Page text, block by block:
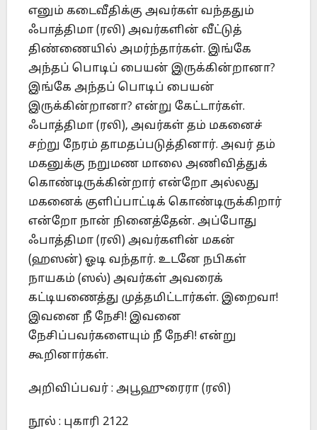
எனும் கடைவீதிக்கு அவர்கள் வந்ததும்
ஃபாத்திமா (ரலி) அவர்களின் வீட்டுத்
திண்ணையில் அமர்ந்தார்கள். இங்கே
அந்தப் பொடிப் பையன் இருக்கின்றானா?
இங்கே அந்தப் பொடிப் பையன்
இருக்கின்றானா? என்று கேட்டார்கள்.
ஃபாத்திமா (ரலி), அவர்கள் தம் மகனைச்
சற்று நேரம் தாமதப்படுத்தினார். அவர் தம்
மகனுக்கு நறுமண மாலை அணிவித்துக்
கொண்டிருக்கின்றார் என்றோ அல்லது
மகனைக் குளிப்பாட்டிக் கொண்டிருக்கிறார்
என்றோ நான் நினைத்தேன். அப்போது
ஃபாத்திமா (ரலி) அவர்களின் மகன்
(ஹஸன்) ஓடி வந்தார். உடனே நபிகள்
நாயகம் (ஸல்) அவர்கள் அவரைக்
கட்டியணைத்து முத்தமிட்டார்கள். இறைவா!
இவனை நீ நேசி! இவனை
நேசிப்பவர்களையும் நீ நேசி! என்று
கூறினார்கள்.
அறிவிப்பவர் : அபூஹுரைரா (ரலி)
நூல் : புகாரி 2122